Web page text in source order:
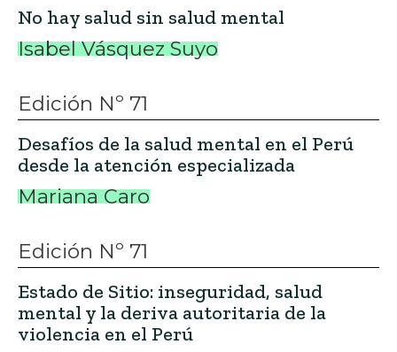
No hay salud sin salud mental
Isabel Vásquez Suyo
Edición Nº 71
Desafíos de la salud mental en el Perú
desde la atención especializada
Mariana Caro
Edición Nº 71
Estado de Sitio: inseguridad, salud
mental y la deriva autoritaria de la
violencia en el Perú